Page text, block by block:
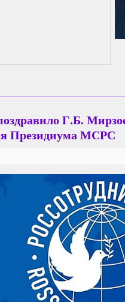
Г.Б.
Президиума МСРС